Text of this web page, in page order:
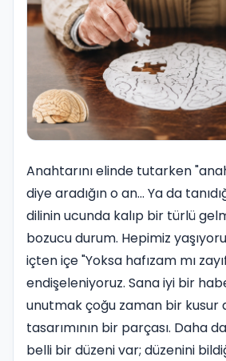
Anahtarını elinde tutarken
diye aradığın o an... Ya da
dilinin ucunda kalıp bir türlü
bozucu durum. Hepimiz
içten içe "Yoksa hafızam mı
endişeleniyoruz. Sana iyi bir
unutmak çoğu zaman bir kusur
tasarımının bir parçası. Daha
belli bir düzeni var; düzenini